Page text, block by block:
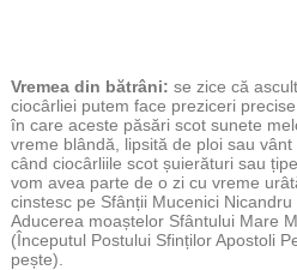
Vremea din bătrâni: se zice că
ciocârliei putem face preziceri
în care aceste păsări scot sunete
vreme blândă, lipsită de ploi sau
când ciocârliile scot șuierături sau
vom avea parte de o zi cu vreme
cinstesc pe Sfânții Mucenici
Aducerea moaștelor Sfântului Mare
(Începutul Postului Sfinților Apostoli
pește).